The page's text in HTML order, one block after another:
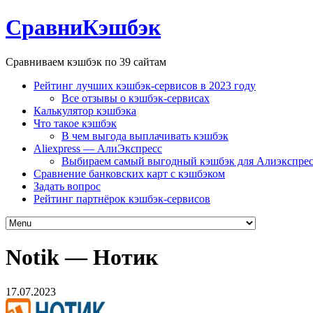
СравниКэшбэк
Сравниваем кэшбэк по 39 сайтам
Рейтинг лучших кэшбэк-сервисов в 2023 году
Все отзывы о кэшбэк-сервисах
Калькулятор кэшбэка
Что такое кэшбэк
В чем выгода выплачивать кэшбэк
Aliexpress — АлиЭкспресс
Выбираем самый выгодный кэшбэк для
Сравнение банковских карт с кэшбэком
Задать вопрос
Рейтинг партнёрок кэшбэк-сервисов
Notik — Нотик
17.07.2023